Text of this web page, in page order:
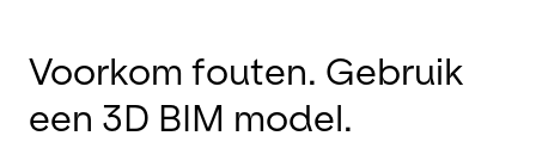
Voorkom fouten. Gebruik
een 3D BIM model.